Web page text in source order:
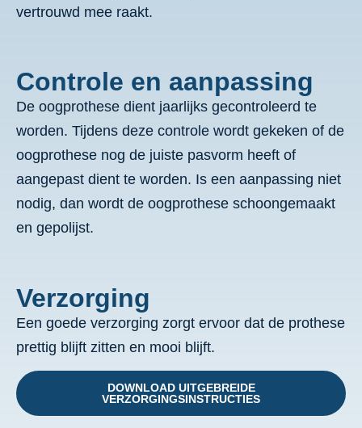
vertrouwd mee raakt.
Controle en aanpassing
De oogprothese dient jaarlijks gecontroleerd te
worden. Tijdens deze controle wordt gekeken of de
oogprothese nog de juiste pasvorm heeft of
aangepast dient te worden. Is een aanpassing niet
nodig, dan wordt de oogprothese schoongemaakt
en gepolijst.
Verzorging
Een goede verzorging zorgt ervoor dat de prothese
prettig blijft zitten en mooi blijft.
DOWNLOAD UITGEBREIDE
VERZORGINGSINSTRUCTIES